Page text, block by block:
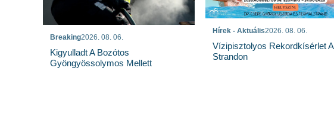
Breaking2026. 08. 06.
Kigyulladt A Bozótos
Gyöngyössolymos Mellett
Hírek - Aktuális2026. 08. 06.
Vízipisztolyos Rekordkísérlet A
Strandon